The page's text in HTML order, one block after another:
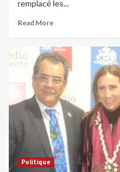
remplacé les...
Read More
Politique